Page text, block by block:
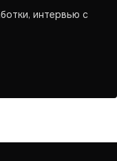
интервью с